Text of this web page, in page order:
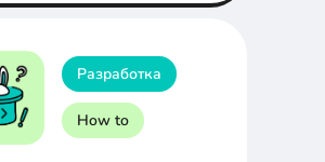
совместимость и
всех пользователей.
Разработка
How to